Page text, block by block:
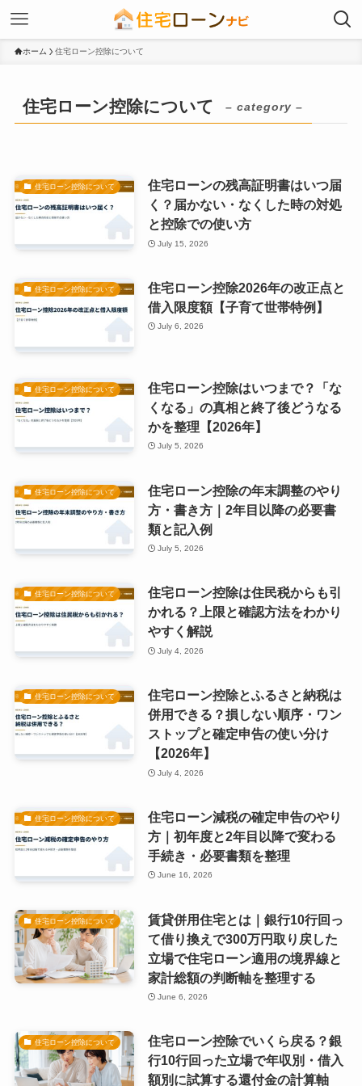
ホーム 住宅ローン控除について
住宅ローン控除について – category –
住宅ローン控除について
住宅ローンの残高証明書はいつ届
く？届かない・なくした時の対処
と控除での使い方
July 15, 2026
住宅ローン控除について
住宅ローン控除2026年の改正点と
借入限度額【子育て世帯特例】
July 6, 2026
住宅ローン控除について
住宅ローン控除はいつまで？「な
くなる」の真相と終了後どうなる
かを整理【2026年】
July 5, 2026
住宅ローン控除について
住宅ローン控除の年末調整のやり
方・書き方｜2年目以降の必要書
類と記入例
July 5, 2026
住宅ローン控除について
住宅ローン控除は住民税からも引
かれる？上限と確認方法をわかり
やすく解説
July 4, 2026
住宅ローン控除について
住宅ローン控除とふるさと納税は
併用できる？損しない順序・ワン
ストップと確定申告の使い分け
【2026年】
July 4, 2026
住宅ローン控除について
住宅ローン減税の確定申告のやり
方｜初年度と2年目以降で変わる
手続き・必要書類を整理
June 16, 2026
住宅ローン控除について
賃貸併用住宅とは｜銀行10行回っ
て借り換えで300万円取り戻した
立場で住宅ローン適用の境界線と
家計総額の判断軸を整理する
June 6, 2026
住宅ローン控除について
住宅ローン控除でいくら戻る？銀
行10行回った立場で年収別・借入
額別に試算する還付金の計算軸